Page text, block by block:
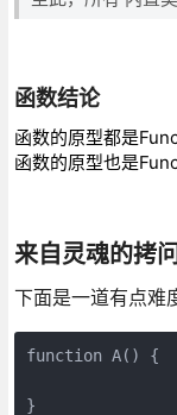
函数结论
函数的原型都是
函数的原型也是
来自灵魂的拷
下面是一道有点难
function A() {
}